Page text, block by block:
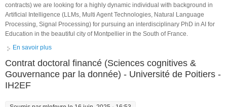
contracts) we are looking for a highly dynamic individual with background in
Artificial Intelligence (LLMs, Multi Agent Technologies, Natural Language
Processing, Signal Processing) for pursuing an interdisciplinary PhD in AI for
Education in the beautiful city of Montpellier in the South of France.
En savoir plus
Contrat doctoral financé (Sciences cognitives &
Gouvernance par la donnée) - Université de Poitiers -
IH2EF